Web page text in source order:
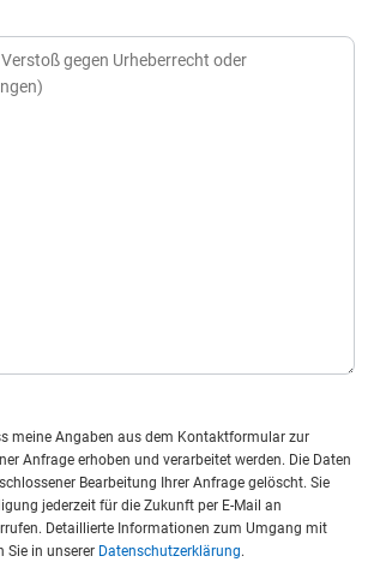
meine Angaben aus dem Kontaktformular zur
Anfrage erhoben und verarbeitet werden. Die Daten
Bearbeitung Ihrer Anfrage gelöscht. Sie
jederzeit für die Zukunft per E-Mail an
Detaillierte Informationen zum Umgang mit
Sie in unserer Datenschutzerklärung.